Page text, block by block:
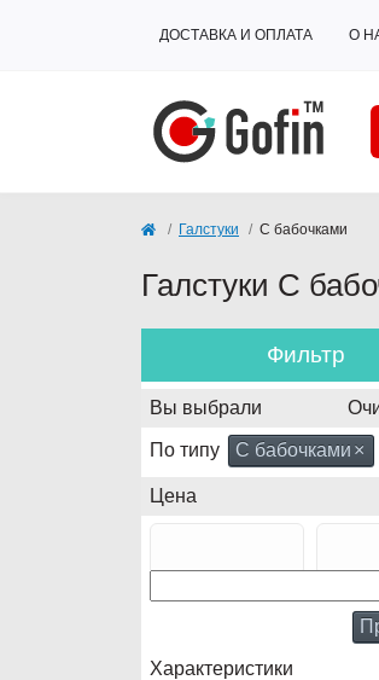
ДОСТАВКА И ОПЛАТА О
Галстуки С бабочками
Галстуки С
Фильтр
Вы выбрали
По типу С бабочками ×
Цена
Характеристики